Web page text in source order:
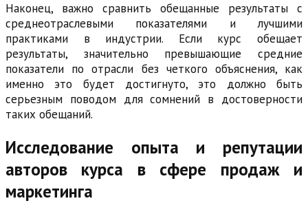
Наконец, важно сравнить обещанные результаты с
среднеотраслевыми показателями и лучшими
практиками в индустрии. Если курс обещает
результаты, значительно превышающие средние
показатели по отрасли без четкого объяснения, как
именно это будет достигнуто, это должно быть
серьезным поводом для сомнений в достоверности
таких обещаний.
Исследование опыта и репутации
авторов курса в сфере продаж и
маркетинга